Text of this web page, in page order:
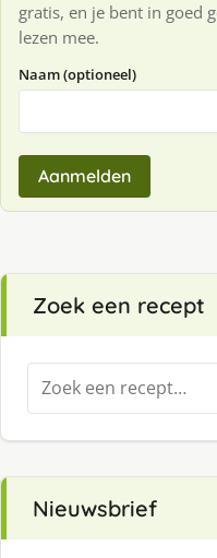
gratis, en je bent in goed
lezen mee.
Naam (optioneel)
Aanmelden
Zoek een recept
Zoeken
naar:
Nieuwsbrief